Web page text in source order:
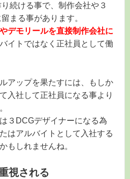
続ける事で、制作会社や３
まる事があります。
デモリールを直接制作会社に
イトではなく正社員として働
アップを果たすには、もしか
入社して正社員になる事より
３DCGデザイナーになる為
はアルバイトとして入社する
もしれませんね。
視される